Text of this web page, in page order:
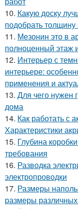
10. Какую доску
подобрать
11. Мезонин это в
полноценный этаж
12. Интерьер с
интерьере:
применения и
13. Для чего нужен
дома
14. Как работать с
Характеристики
15. Глубина
требования
16. Разводка
электропроводки
17. Размеры
размеры